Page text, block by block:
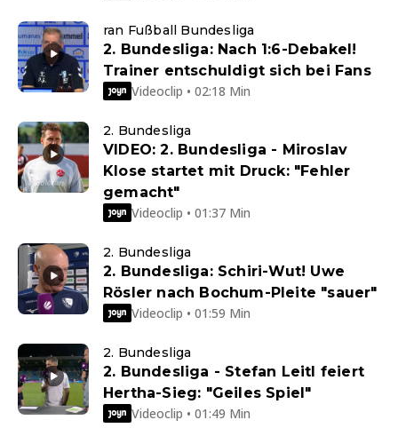
ran Fußball Bundesliga
2. Bundesliga: Nach 1:6-Debakel!
Trainer entschuldigt sich bei Fans
Videoclip • 02:18 Min
2. Bundesliga
VIDEO: 2. Bundesliga - Miroslav
Klose startet mit Druck: "Fehler
gemacht"
Videoclip • 01:37 Min
2. Bundesliga
2. Bundesliga: Schiri-Wut! Uwe
Rösler nach Bochum-Pleite "sauer"
Videoclip • 01:59 Min
2. Bundesliga
2. Bundesliga - Stefan Leitl feiert
Hertha-Sieg: "Geiles Spiel"
Videoclip • 01:49 Min